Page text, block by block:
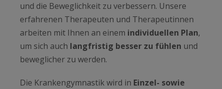
und die Beweglichkeit zu verbessern. Unsere
erfahrenen Therapeuten und Therapeutinnen
arbeiten mit Ihnen an einem individuellen Plan,
um sich auch langfristig besser zu fühlen und
beweglicher zu werden.
Die Krankengymnastik wird in Einzel- sowie